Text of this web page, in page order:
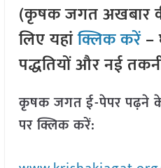
(कृषक जगत अखबार
लिए यहांक्लिक करें–
पद्धतियों और नई
कृषक जगत ई-पेपर पढ़ने
पर क्लिक करें: